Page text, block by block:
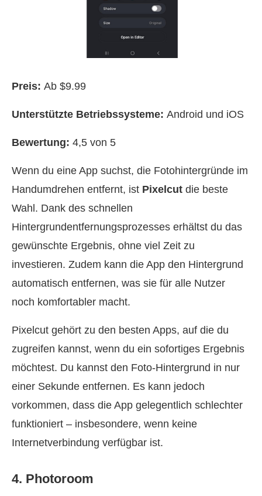
Preis: Ab $9.99
Unterstützte Betriebssysteme: Android und iOS
Bewertung: 4,5 von 5
Wenn du eine App suchst, die Fotohintergründe im
Handumdrehen entfernt, ist Pixelcut die beste
Wahl. Dank des schnellen
Hintergrundentfernungsprozesses erhältst du das
gewünschte Ergebnis, ohne viel Zeit zu
investieren. Zudem kann die App den Hintergrund
automatisch entfernen, was sie für alle Nutzer
noch komfortabler macht.
Pixelcut gehört zu den besten Apps, auf die du
zugreifen kannst, wenn du ein sofortiges Ergebnis
möchtest. Du kannst den Foto-Hintergrund in nur
einer Sekunde entfernen. Es kann jedoch
vorkommen, dass die App gelegentlich schlechter
funktioniert – insbesondere, wenn keine
Internetverbindung verfügbar ist.
4. Photoroom